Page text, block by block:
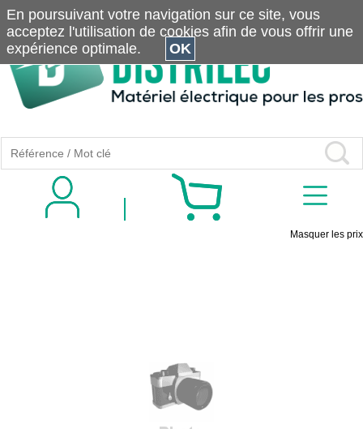
Masquer les prix
En poursuivant votre navigation sur ce site, vous
acceptez l'utilisation de cookies afin de vous offrir une
expérience optimale.
OK